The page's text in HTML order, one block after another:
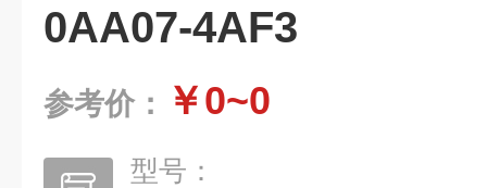
0AA07-4AF3
参考价： ￥0~0
型号：